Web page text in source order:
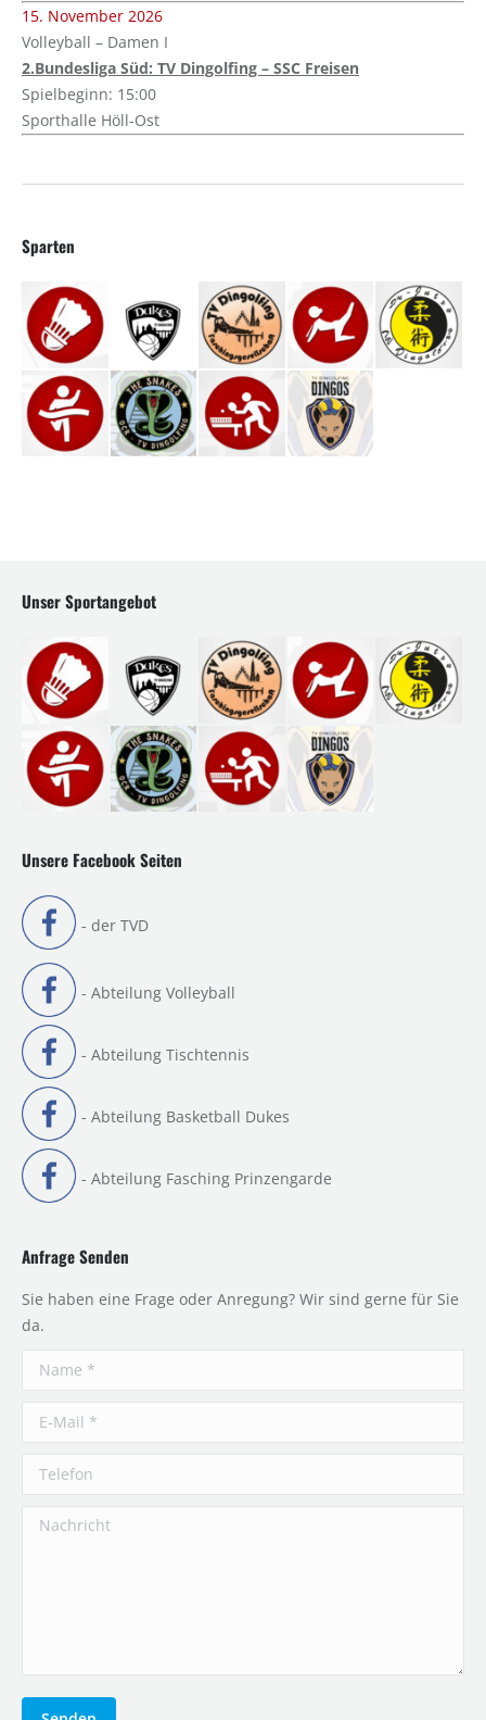
15. November 2026
Volleyball – Damen I
2.Bundesliga Süd: TV Dingolfing – SSC Freisen
Spielbeginn: 15:00
Sporthalle Höll-Ost
Sparten
Unser Sportangebot
Unsere Facebook Seiten
- der TVD
- Abteilung Volleyball
- Abteilung Tischtennis
- Abteilung Basketball Dukes
- Abteilung Fasching Prinzengarde
Anfrage Senden
Sie haben eine Frage oder Anregung? Wir sind gerne für Sie
da.
Name *
E-Mail *
Telefon
Nachricht